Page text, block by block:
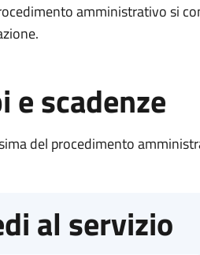
amministrativo si
e scadenze
del procedimento
al servizio